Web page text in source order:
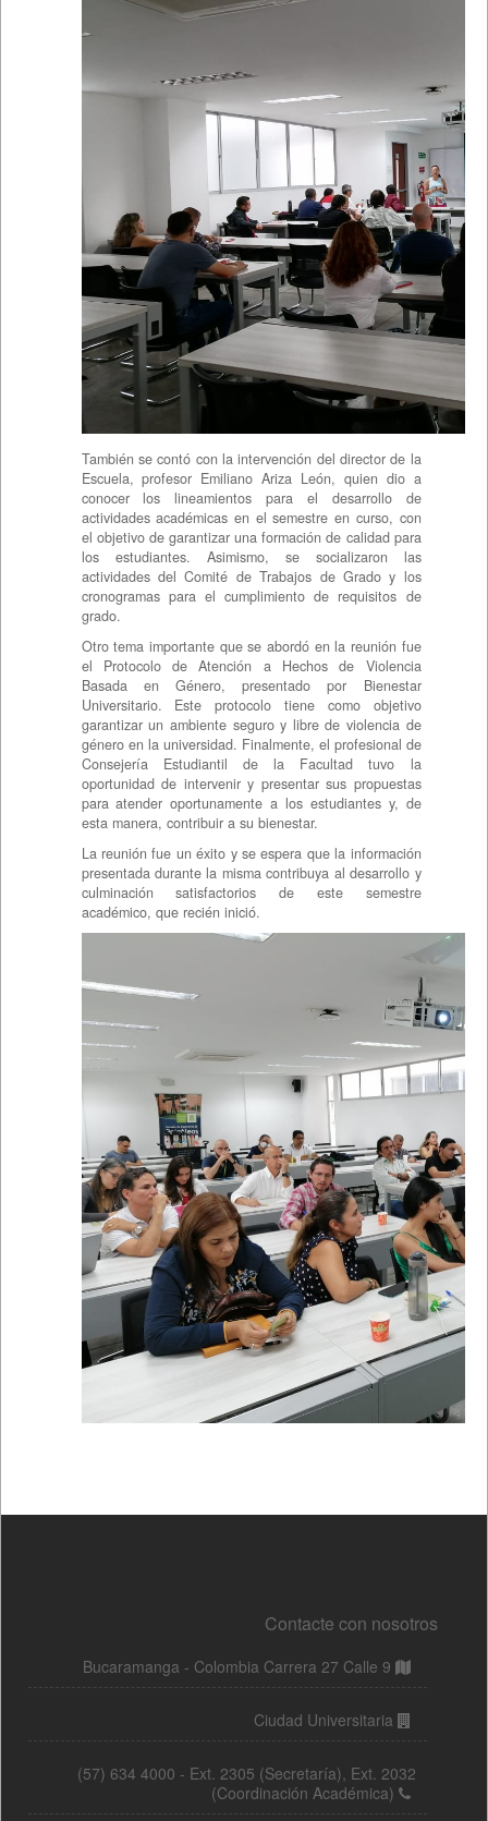
Contacte con nosotros
Bucaramanga - Colombia Carrera 27 Calle 9
Ciudad Universitaria
(57) 634 4000 - Ext. 2305 (Secretaría), Ext. 2032
(Coordinación Académica)